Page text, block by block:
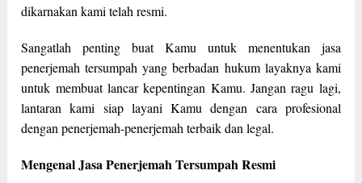
dikarnakan kami telah resmi.
Sangatlah penting buat Kamu untuk menentukan jasa
penerjemah tersumpah yang berbadan hukum layaknya kami
untuk membuat lancar kepentingan Kamu. Jangan ragu lagi,
lantaran kami siap layani Kamu dengan cara profesional
dengan penerjemah-penerjemah terbaik dan legal.
Mengenal Jasa Penerjemah Tersumpah Resmi